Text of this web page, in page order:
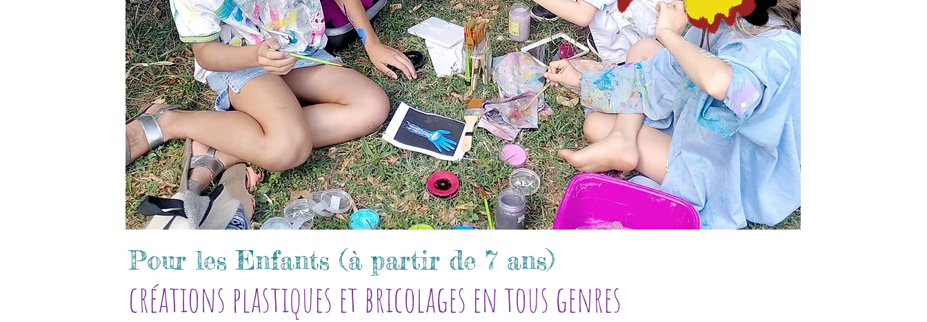
Pour les Enfants (à partir de 7 ans)
créations plastiques et bricolages en tous genres